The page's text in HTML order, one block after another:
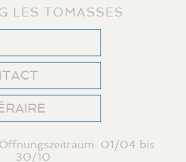
LES TOMASSES
01/04 bis
30/10